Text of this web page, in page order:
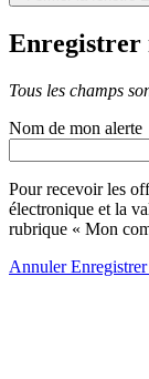
Enregistrer
Tous les champs
Nom de mon alerte
Pour recevoir les
électronique et la
rubrique « Mon
Annuler